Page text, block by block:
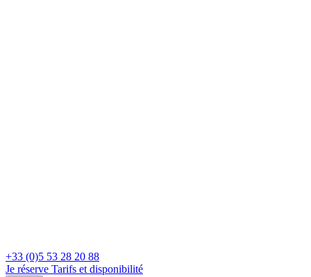
+33 (0)5 53 28 20 88
Je réserve Tarifs et disponibilité